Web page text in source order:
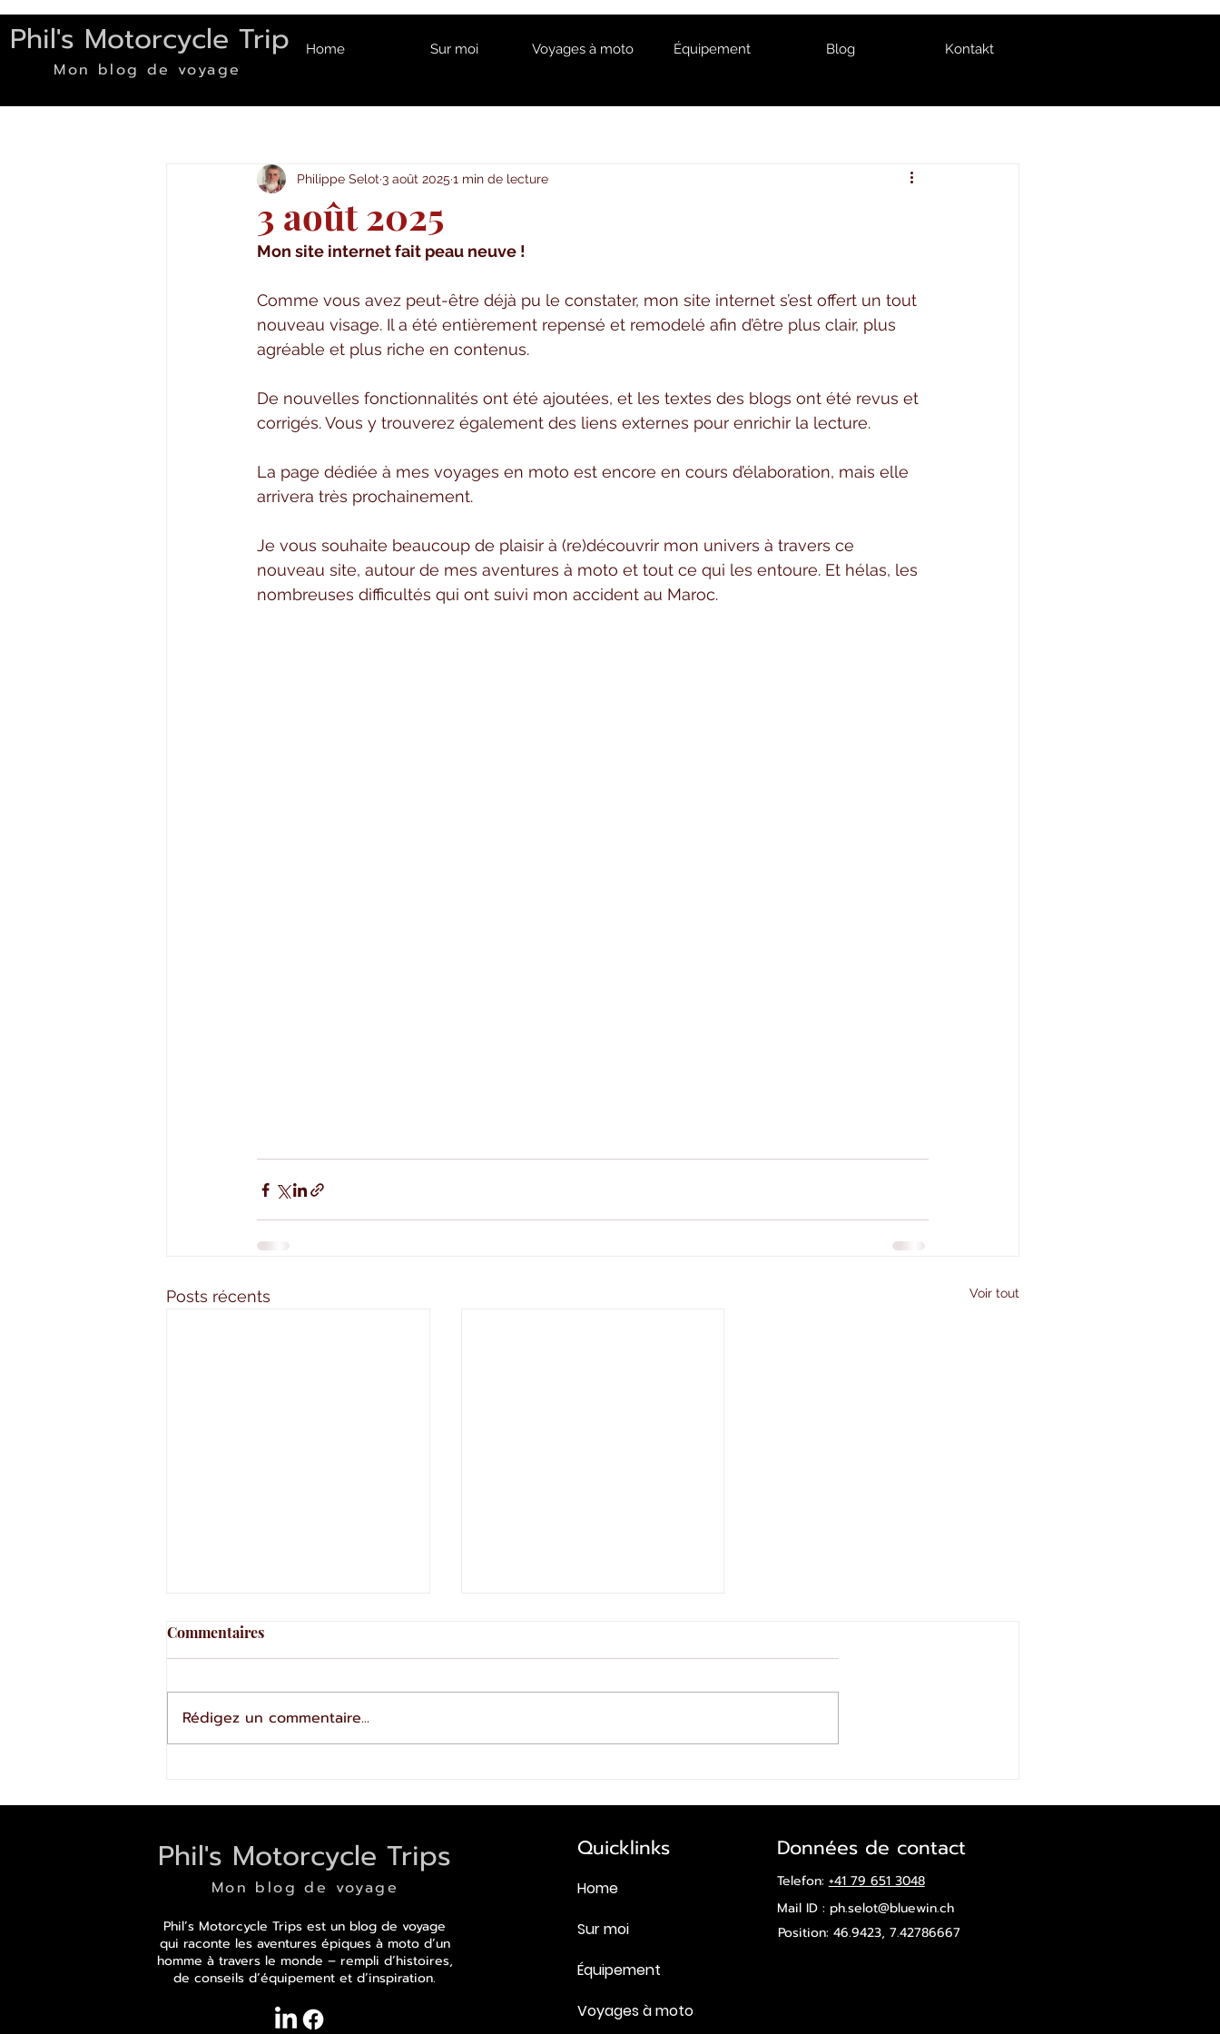
Phil's Motorcycle Trip
Mon blog de voyage
Home Sur moi Voyages à moto Équipement Blog Kontakt
3 août 2025
Philippe Selot 3 août 2025 1 min de lecture
Mon site internet fait peau neuve !
Comme vous avez peut-être déjà pu le constater, mon site internet s’est offert un tout
nouveau visage. Il a été entièrement repensé et remodelé afin d’être plus clair, plus
agréable et plus riche en contenus.
De nouvelles fonctionnalités ont été ajoutées, et les textes des blogs ont été revus et
corrigés. Vous y trouverez également des liens externes pour enrichir la lecture.
La page dédiée à mes voyages en moto est encore en cours d’élaboration, mais elle
arrivera très prochainement.
Je vous souhaite beaucoup de plaisir à (re)découvrir mon univers à travers ce
nouveau site, autour de mes aventures à moto et tout ce qui les entoure. Et hélas, les
nombreuses difficultés qui ont suivi mon accident au Maroc.
Posts récents Voir tout
Commentaires
Rédigez un commentaire...
Phil's Motorcycle Trips
Mon blog de voyage
Phil’s Motorcycle Trips est un blog de voyage
qui raconte les aventures épiques à moto d’un
homme à travers le monde – rempli d’histoires,
de conseils d’équipement et d’inspiration.
Quicklinks
Home
Sur moi
Équipement
Voyages à moto
Données de contact
Telefon: +41 79 651 3048
Mail ID : ph.selot@bluewin.ch
Position: 46.9423, 7.42786667